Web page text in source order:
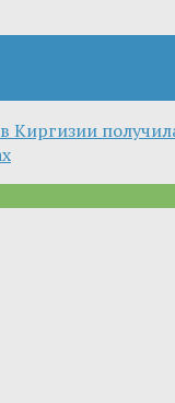
Киргизии